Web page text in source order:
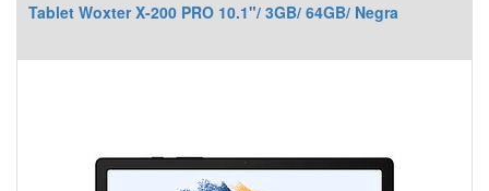
Tablet Woxter X-200 PRO 10.1"/ 3GB/ 64GB/ Negra